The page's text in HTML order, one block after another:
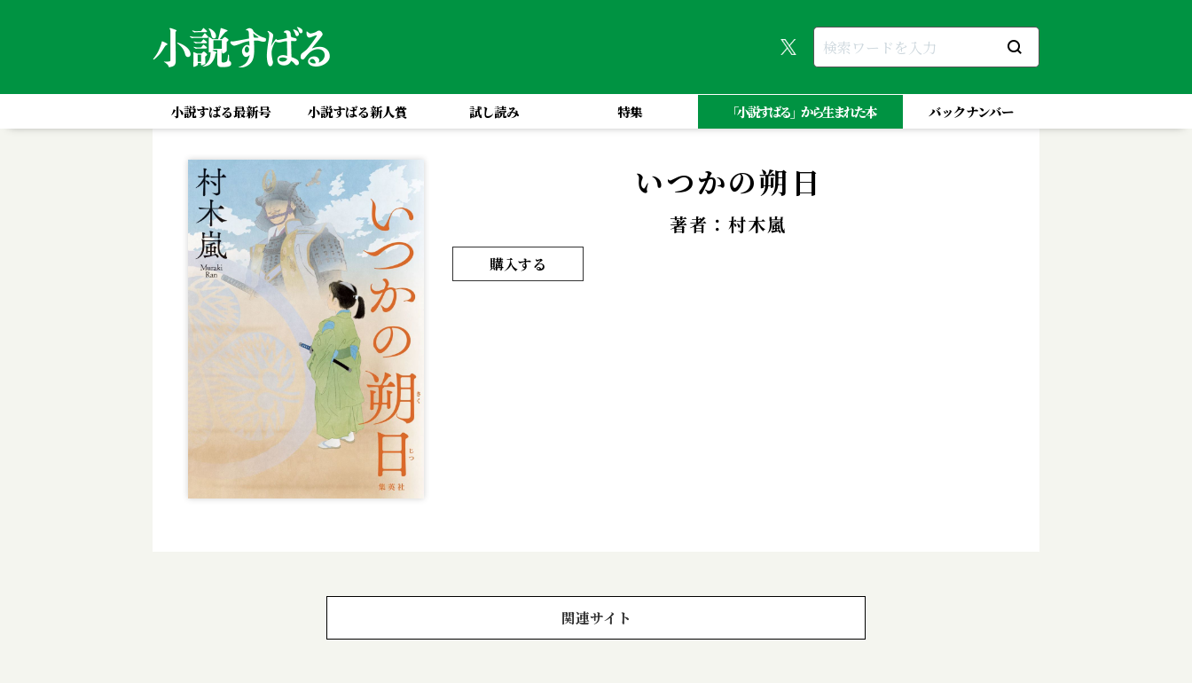
小説すばる最新号 小説すばる新人賞 試し読み 特集 「小説すばる」から生まれた本 バックナンバー
いつかの朔日
著者：村木嵐
購入する
関連サイト